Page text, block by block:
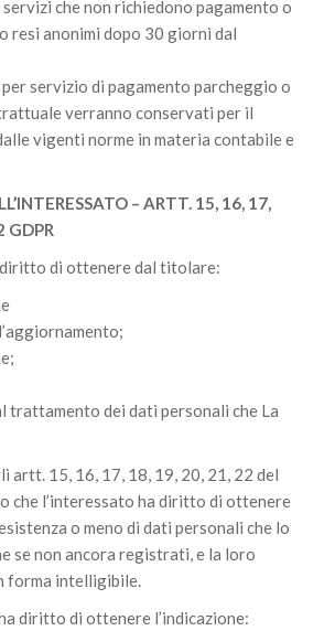
che non richiedono pagamento o
resi anonimi dopo 30 giorni dal
servizio di pagamento parcheggio o
verranno conservati per il
vigenti norme in materia contabile e
– ARTT. 15, 16, 17,
GDPR
diritto di ottenere dal titolare:
trattamento dei dati personali che La
artt. 15, 16, 17, 18, 19, 20, 21, 22 del
che l’interessato ha diritto di ottenere
o meno di dati personali che lo
se non ancora registrati, e la loro
forma intelligibile.
diritto di ottenere l’indicazione: